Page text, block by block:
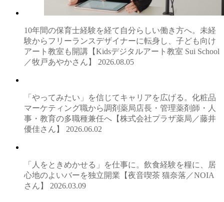
10年間の保育士経験を経て自分らしい働き方へ。未経
験からフリーランスデザイナーに転身し、子ども向け
アート教室も開講【Kidsデジタルアート教室 Sui School
／牧戸あやかさん】 2026.08.05
「やってみたい」を信じてキャリアを広げる。化粧品
マーケティング職から調剤薬局店長・管理薬剤師・人
事・教育の多職種兼任へ【株式会社プラザ薬局／藤井
優佳さん】 2026.06.02
「人をときめかせる」を仕事に。飲食経験を糧に、居
心地のよいバーを独立開業【夜音喫茶 猫奈落／NOIA
さん】 2026.03.09